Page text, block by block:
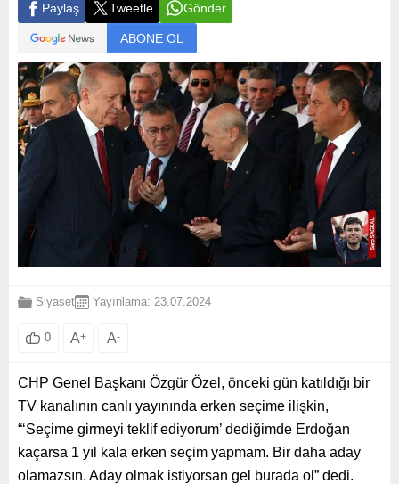
Paylaş Tweetle Gönder
ABONE OL
Siyaset Yayınlama: 23.07.2024
0 A+ A-
CHP Genel Başkanı Özgür Özel, önceki gün katıldığı bir
TV kanalının canlı yayınında erken seçime ilişkin,
“‘Seçime girmeyi teklif ediyorum’ dediğimde Erdoğan
kaçarsa 1 yıl kala erken seçim yapmam. Bir daha aday
olamazsın. Aday olmak istiyorsan gel burada ol” dedi.